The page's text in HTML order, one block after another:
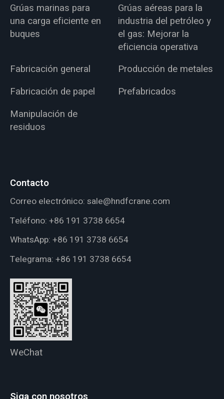
Grúas marinas para
una carga eficiente en
buques
Grúas aéreas para la
industria del petróleo y
el gas: Mejorar la
eficiencia operativa
Fabricación general
Producción de metales
Fabricación de papel
Prefabricados
Manipulación de
residuos
Contacto
Correo electrónico: sale@hndfcrane.com
Teléfono: +86 191 3738 6654
WhatsApp: +86 191 3738 6654
Telegrama: +86 191 3738 6654
WeChat